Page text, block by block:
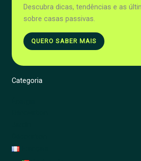
Descubra dicas, tendências e as
sobre casas passivas.
QUERO SABER MAIS
Categoria